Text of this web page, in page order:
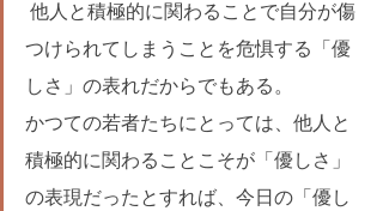
つけられてしまうことを危惧する「優
しさ」の表れだからでもある。
かつての若者たちにとっては、他人と
積極的に関わることこそが「優しさ」
の表現だったとすれば、今日の「優し